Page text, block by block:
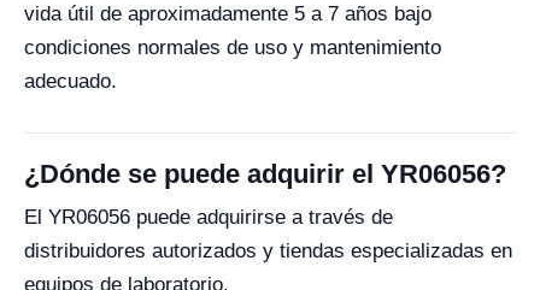
vida útil de aproximadamente 5 a 7 años bajo
condiciones normales de uso y mantenimiento
adecuado.
¿Dónde se puede adquirir el YR06056?
El YR06056 puede adquirirse a través de
distribuidores autorizados y tiendas especializadas en
equipos de laboratorio.